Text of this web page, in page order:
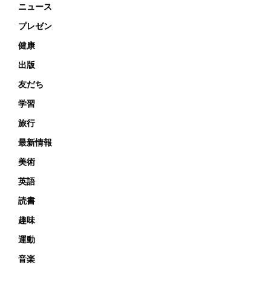
ニュース
プレゼン
健康
出版
友だち
学習
旅行
最新情報
美術
英語
読書
趣味
運動
音楽